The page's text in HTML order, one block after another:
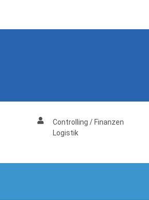
Controlling / Finanzen
Logistik